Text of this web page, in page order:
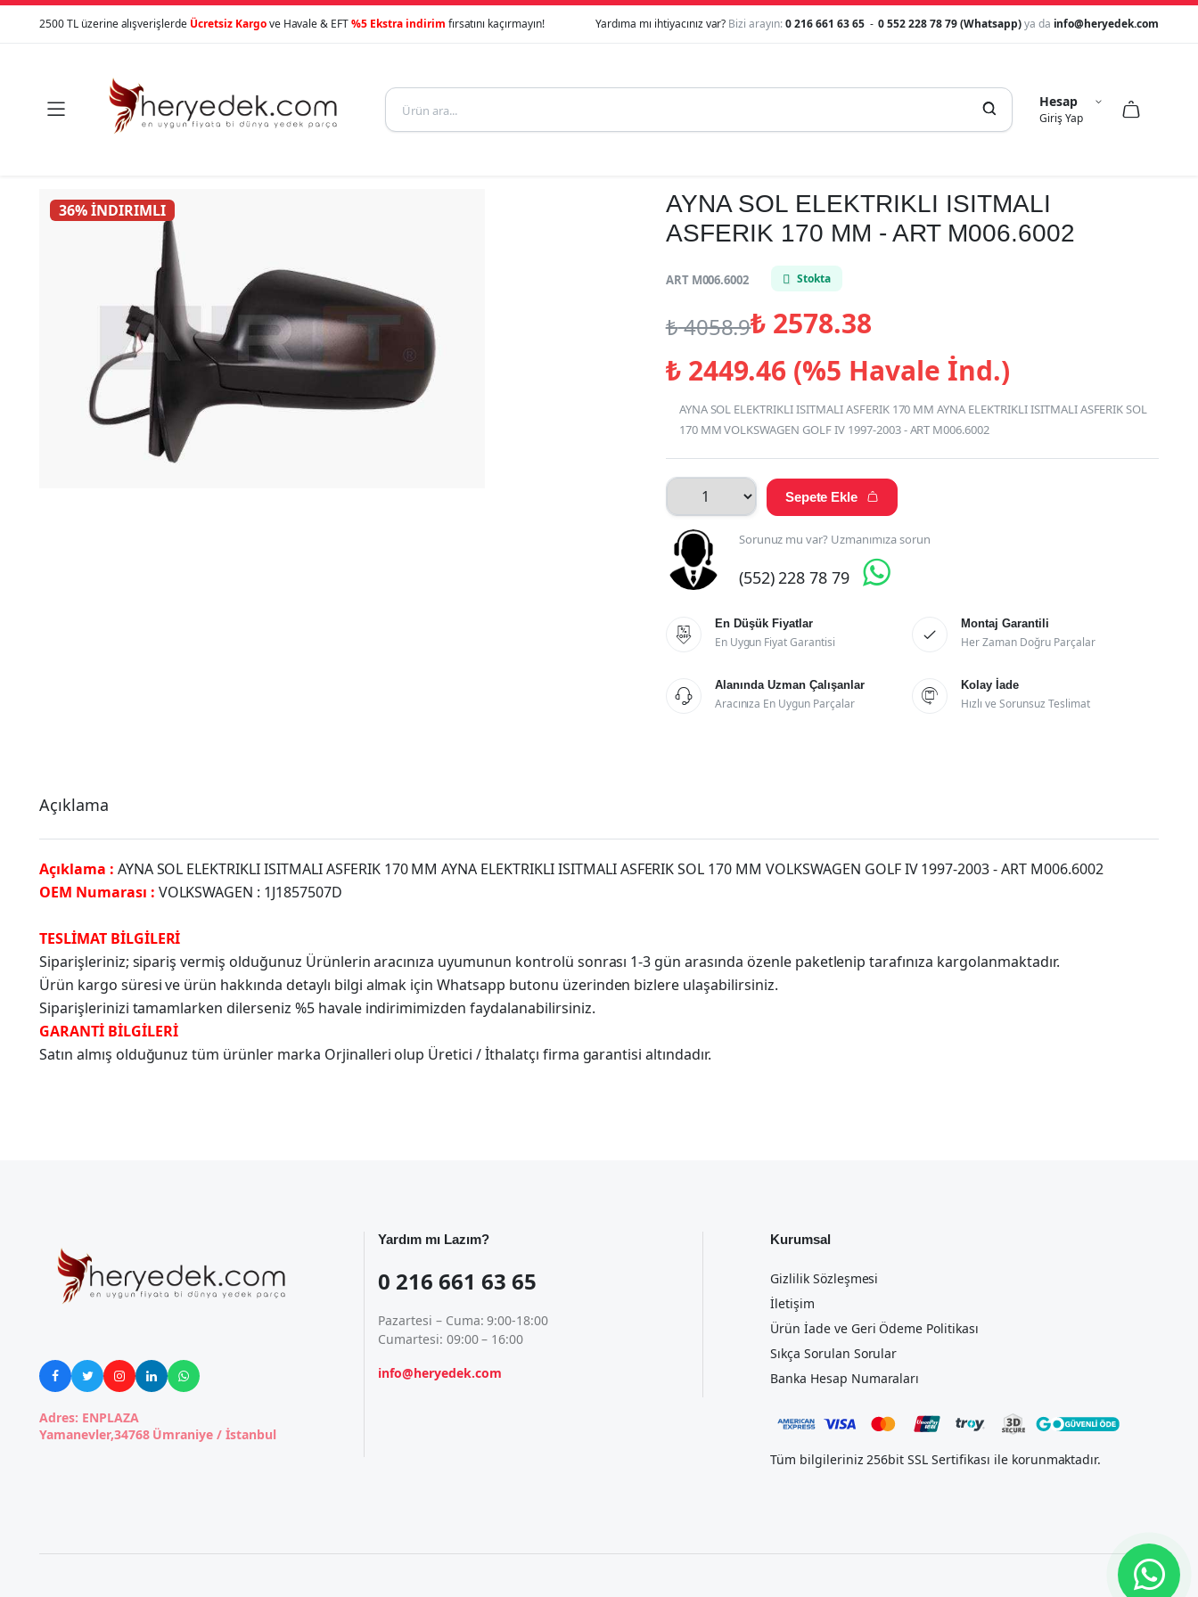
2500 TL üzerine alışverişlerde Ücretsiz Kargove Havale & EFT%5 Ekstra indirim fırsatını kaçırmayın! Yardıma mı ihtiyacınız var? Bizi arayın:0 216 661 63 65 -0 552 228 78 79 (Whatsapp)ya da info@heryedek.com
  Hesap
Giriş Yap
 
36% İNDIRIMLI
AYNA SOL ELEKTRIKLI ISITMALI
ASFERIK 170 MM - ART M006.6002
ART M006.6002 Stokta
₺4058.9₺ 2578.38
₺2449.46 (%5 Havale İnd.)
AYNA SOL ELEKTRIKLI ISITMALI ASFERIK 170 MM AYNA ELEKTRIKLI ISITMALI ASFERIK SOL
170 MM VOLKSWAGEN GOLF IV 1997-2003 - ART M006.6002
Sepete Ekle 
Sorunuz mu var? Uzmanımıza sorun
(552) 228 78 79 

En Düşük Fiyatlar
En Uygun Fiyat Garantisi 
Montaj Garantili
Her Zaman Doğru Parçalar

Alanında Uzman Çalışanlar
Aracınıza En Uygun Parçalar 
Kolay İade
Hızlı ve Sorunsuz Teslimat
Açıklama
Açıklama : AYNA SOL ELEKTRIKLI ISITMALI ASFERIK 170 MM AYNA ELEKTRIKLI ISITMALI ASFERIK SOL 170 MM VOLKSWAGEN GOLF IV 1997-2003 - ART M006.6002
OEM Numarası : VOLKSWAGEN : 1J1857507D
TESLİMAT BİLGİLERİ
Siparişleriniz; sipariş vermiş olduğunuz Ürünlerin aracınıza uyumunun kontrolü sonrası 1-3 gün arasında özenle paketlenip tarafınıza kargolanmaktadır.
Ürün kargo süresi ve ürün hakkında detaylı bilgi almak için Whatsapp butonu üzerinden bizlere ulaşabilirsiniz.
Siparişlerinizi tamamlarken dilerseniz %5 havale indirimimizden faydalanabilirsiniz.
GARANTİ BİLGİLERİ
Satın almış olduğunuz tüm ürünler marka Orjinalleri olup Üretici / İthalatçı firma garantisi altındadır.
    
Adres: ENPLAZA
Yamanevler,34768 Ümraniye / İstanbul
Yardım mı Lazım?
0 216 661 63 65
Pazartesi – Cuma: 9:00-18:00
Cumartesi: 09:00 – 16:00
info@heryedek.com
Kurumsal
Gizlilik Sözleşmesi
İletişim
Ürün İade ve Geri Ödeme Politikası
Sıkça Sorulan Sorular
Banka Hesap Numaraları
Tüm bilgileriniz 256bit SSL Sertifikası ile korunmaktadır.